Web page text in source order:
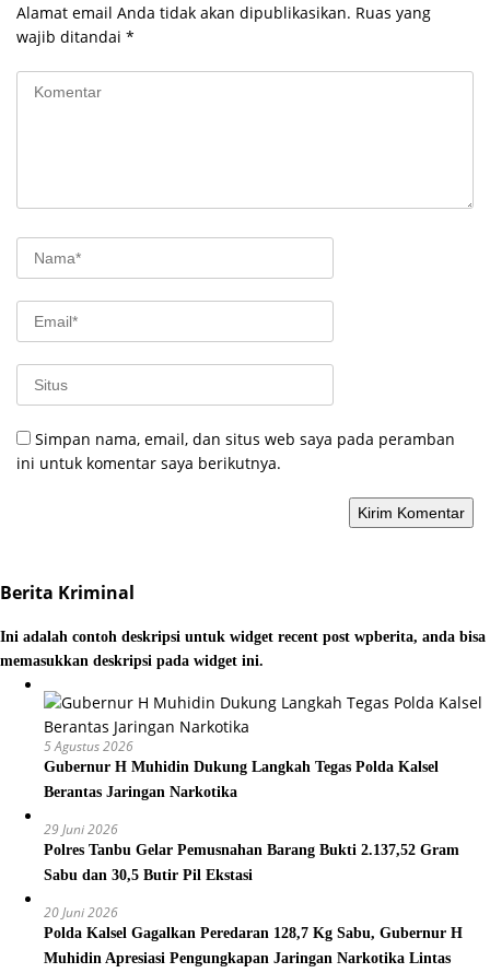
Alamat email Anda tidak akan dipublikasikan. Ruas yang
wajib ditandai *
Simpan nama, email, dan situs web saya pada peramban
ini untuk komentar saya berikutnya.
Berita Kriminal
Ini adalah contoh deskripsi untuk widget recent post wpberita, anda bisa
memasukkan deskripsi pada widget ini.
5 Agustus 2026
Gubernur H Muhidin Dukung Langkah Tegas Polda Kalsel
Berantas Jaringan Narkotika
29 Juni 2026
Polres Tanbu Gelar Pemusnahan Barang Bukti 2.137,52 Gram
Sabu dan 30,5 Butir Pil Ekstasi
20 Juni 2026
Polda Kalsel Gagalkan Peredaran 128,7 Kg Sabu, Gubernur H
Muhidin Apresiasi Pengungkapan Jaringan Narkotika Lintas